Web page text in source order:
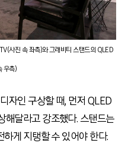
사진 속 좌측)와 그래비티 스탠드의 QLED
우측)
자인 구상할 때, 먼저 QLED
해달라고 강조했다. 스탠드는
게 지탱할 수 있어야 한다.